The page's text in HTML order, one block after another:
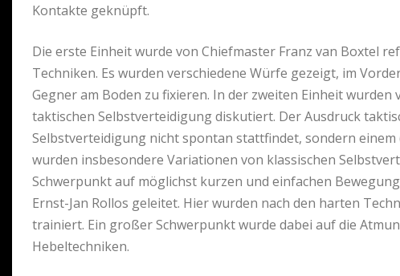
Kontakte geknüpft.
Die erste Einheit wurde von Chiefmaster Franz van Boxtel
Techniken. Es wurden verschiedene Würfe gezeigt, im
Gegner am Boden zu fixieren. In der zweiten Einheit
taktischen Selbstverteidigung diskutiert. Der Ausdruck
Selbstverteidigung nicht spontan stattfindet, sondern
wurden insbesondere Variationen von klassischen
Schwerpunkt auf möglichst kurzen und einfachen
Ernst-Jan Rollos geleitet. Hier wurden nach den harten
trainiert. Ein großer Schwerpunkt wurde dabei auf die
Hebeltechniken.